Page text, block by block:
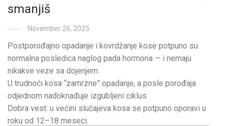
smanjiš
November 26, 2025
Postporođajno opadanje i kovrdžanje kose potpuno su
normalna posledica naglog pada hormona — i nemaju
nikakve veze sa dojenjem.
U trudnoći kosa “zamrzne” opadanje, a posle porođaja
odjednom nadoknađuje izgubljeni ciklus.
Dobra vest: u većini slučajeva kosa se potpuno oporavi u
roku od 12–18 meseci.